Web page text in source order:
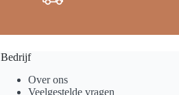
Bedrijf
Over ons
Veelgestelde vragen